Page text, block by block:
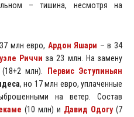
– тишина, несмотря на
млн евро, Ардон Яшари – в 34
Риччи за 23 млн. На замену
(18+2 млн).
Первис Эступиньян
, но 17 млн евро, уплаченные
на ветер. Состав
(10 млн) и Давид Одогу(7